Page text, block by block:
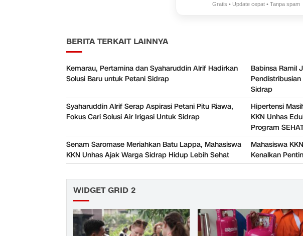
Gratis • Update cepat • Tanpa spam
BERITA TERKAIT LAINNYA
Kemarau, Pertamina dan Syaharuddin Alrif Hadirkan
Solusi Baru untuk Petani Sidrap
Babinsa Ramil
Sidrap
Syaharuddin Alrif Serap Aspirasi Petani Pitu Riawa,
Fokus Cari Solusi Air Irigasi Untuk Sidrap
Hipertensi
KKN Unhas
Program
Senam Saromase Meriahkan Batu Lappa, Mahasiswa
KKN Unhas Ajak Warga Sidrap Hidup Lebih Sehat
Mahasiswa
Kenalkan
WIDGET GRID 2